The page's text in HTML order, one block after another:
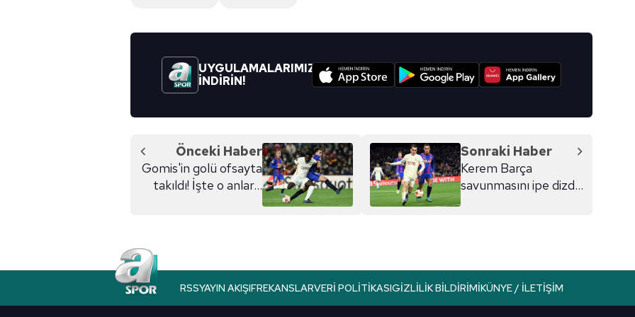
UYGULAMALARIMIZI
İNDİRİN!
Önceki Haber
Gomis'in golü ofsayta
takıldı! İşte o anlar...
Sonraki Haber
Kerem Barça
savunmasını ipe dizdi!
RSSYAYIN AKIŞIFREKANSLARVERI POLITIKASIGIZLILIK BILDIRIMIKÜNYE / İLETIŞIM